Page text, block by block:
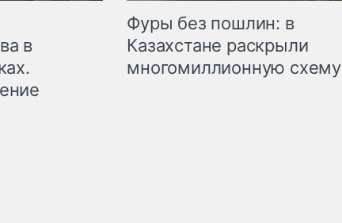
в
Фуры без пошлин: в
Казахстане раскрыли
многомиллионную схему